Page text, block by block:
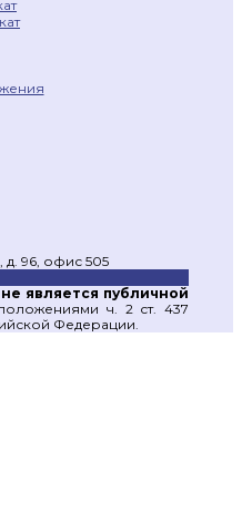
д. 96, офис 505
не является публичной
ч. 2 ст. 437
Федерации.